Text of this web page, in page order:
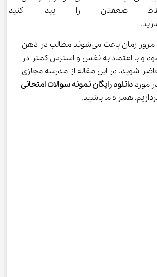
ضعفتان را پیدا
این تمرین‌ها به مرور زمان باعث می‌شوند مطالب در ذهن
و با اعتماد به نفس و استرس کمتر در
شوید. در این مقاله از مدرسه مجازی
مورد دانلود رایگان نمونه سوالات امتحانی
همراه ما باشید.